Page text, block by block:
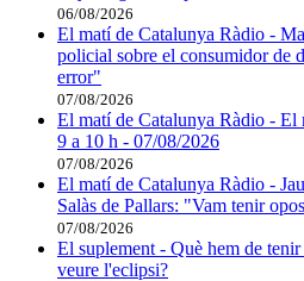
06/08/2026
El matí de Catalunya Ràdio -
policial sobre el consumidor de
error"
07/08/2026
El matí de Catalunya Ràdio - El
9 a 10 h - 07/08/2026
07/08/2026
El matí de Catalunya Ràdio -
Salàs de Pallars: "Vam tenir
07/08/2026
El suplement - Què hem de
veure l'eclipsi?